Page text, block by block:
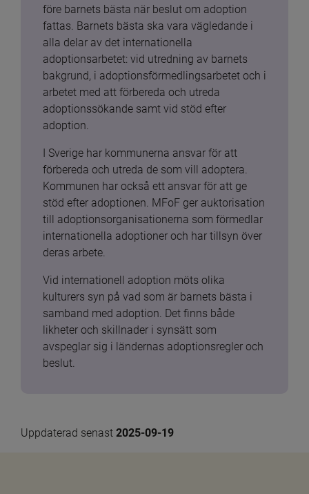
före barnets bästa när beslut om adoption
fattas. Barnets bästa ska vara vägledande i
alla delar av det internationella
adoptionsarbetet: vid utredning av barnets
bakgrund, i adoptionsförmedlingsarbetet och i
arbetet med att förbereda och utreda
adoptionssökande samt vid stöd efter
adoption.
I Sverige har kommunerna ansvar för att
förbereda och utreda de som vill adoptera.
Kommunen har också ett ansvar för att ge
stöd efter adoptionen. MFoF ger auktorisation
till adoptionsorganisationerna som förmedlar
internationella adoptioner och har tillsyn över
deras arbete.
Vid internationell adoption möts olika
kulturers syn på vad som är barnets bästa i
samband med adoption. Det finns både
likheter och skillnader i synsätt som
avspeglar sig i ländernas adoptionsregler och
beslut.
Uppdaterad senast 2025-09-19